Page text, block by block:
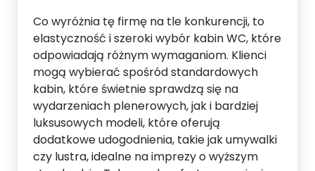
Co wyróżnia tę firmę na tle konkurencji, to
elastyczność i szeroki wybór kabin WC, które
odpowiadają różnym wymaganiom. Klienci
mogą wybierać spośród standardowych
kabin, które świetnie sprawdzą się na
wydarzeniach plenerowych, jak i bardziej
luksusowych modeli, które oferują
dodatkowe udogodnienia, takie jak umywalki
czy lustra, idealne na imprezy o wyższym